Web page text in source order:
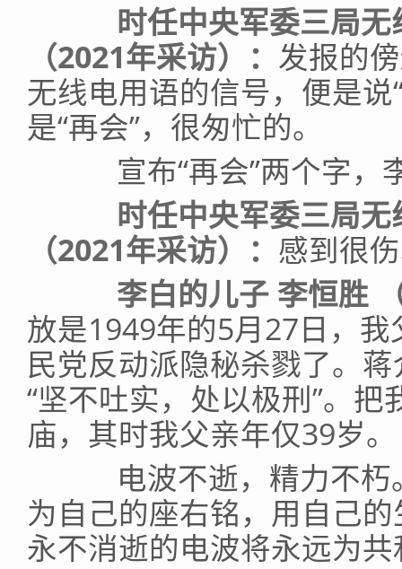
时任中央军委三局
（2021年采访）： 发报的
无线电用语的信号，便是
是“再会”，很匆忙的。
宣布“再会”两个字，
时任中央军委三局
（2021年采访）： 感到很
李白的儿子 李恒胜
放是1949年的5月27日，
民党反动派隐秘杀戮了。
“坚不吐实，处以极刑”。
庙，其时我父亲年仅39岁。
电波不逝，精力不朽
为自己的座右铭，用自己
永不消逝的电波将永远为